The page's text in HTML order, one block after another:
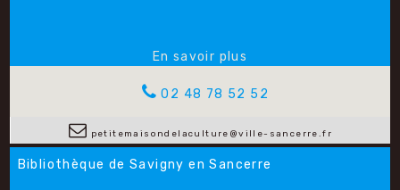
02 48 78 52 52
petitemaisondelaculture@ville-sancerre.fr
Bibliothèque de Savigny en Sancerre